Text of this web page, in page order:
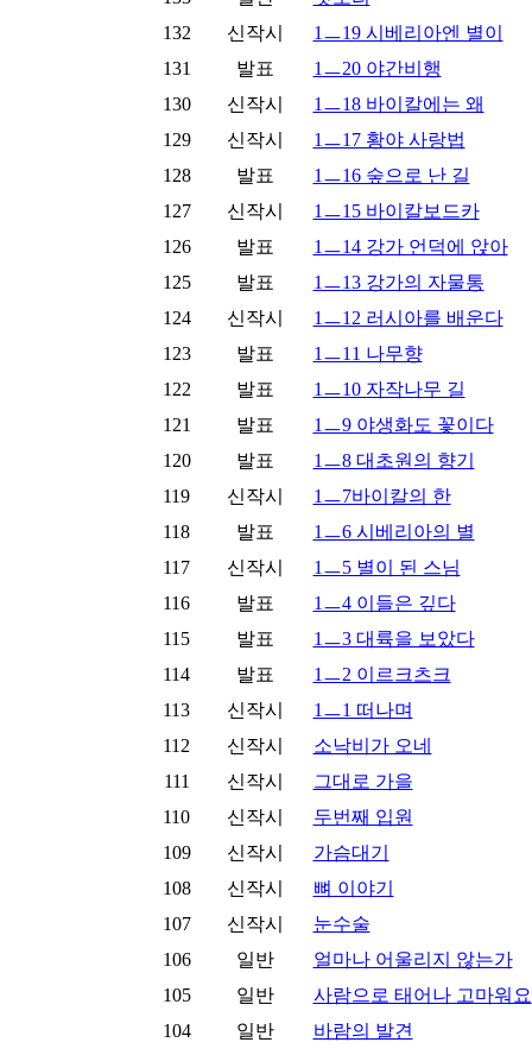
132
신작시
1ㅡ19 시베리아엔 별이
131
발표
1ㅡ20 야간비행
130
신작시
1ㅡ18 바이칼에는 왜
129
신작시
1ㅡ17 황야 사랑법
128
발표
1ㅡ16 숲으로 난 길
127
신작시
1ㅡ15 바이칼보드카
126
발표
1ㅡ14 강가 언덕에 앉아
125
발표
1ㅡ13 강가의 자물통
124
신작시
1ㅡ12 러시아를 배운다
123
발표
1ㅡ11 나무향
122
발표
1ㅡ10 자작나무 길
121
발표
1ㅡ9 야생화도 꽃이다
120
발표
1ㅡ8 대초원의 향기
119
신작시
1ㅡ7바이칼의 한
118
발표
1ㅡ6 시베리아의 별
117
신작시
1ㅡ5 별이 된 스님
116
발표
1ㅡ4 이들은 깊다
115
발표
1ㅡ3 대륙을 보았다
114
발표
1ㅡ2 이르크츠크
113
신작시
1ㅡ1 떠나며
112
신작시
소낙비가 오네
111
신작시
그대로 가을
110
신작시
두번째 입원
109
신작시
가슴대기
108
신작시
뼈 이야기
107
신작시
눈수술
106
일반
얼마나 어울리지 않는가
105
일반
사람으로 태어나 고마워요
104
일반
바람의 발견